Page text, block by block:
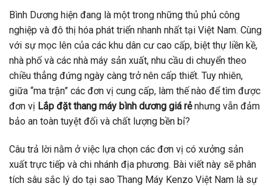
Bình Dương hiện đang là một trong những thủ phủ công
nghiệp và đô thị hóa phát triển nhanh nhất tại Việt Nam. Cùng
với sự mọc lên của các khu dân cư cao cấp, biệt thự liền kề,
nhà phố và các nhà máy sản xuất, nhu cầu di chuyển theo
chiều thẳng đứng ngày càng trở nên cấp thiết. Tuy nhiên,
giữa “ma trận” các đơn vị cung cấp, làm thế nào để tìm được
đơn vị Lắp đặt thang máy bình dương giá rẻnhưng vẫn đảm
bảo an toàn tuyệt đối và chất lượng bền bỉ?
Câu trả lời nằm ở việc lựa chọn các đơn vị có xưởng sản
xuất trực tiếp và chi nhánh địa phương. Bài viết này sẽ phân
tích sâu sắc lý do tại sao Thang Máy Kenzo Việt Nam là sự